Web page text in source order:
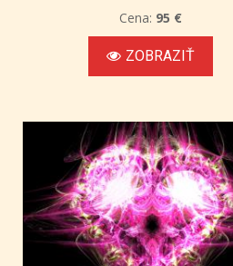
Cena: 95 €
ZOBRAZIŤ